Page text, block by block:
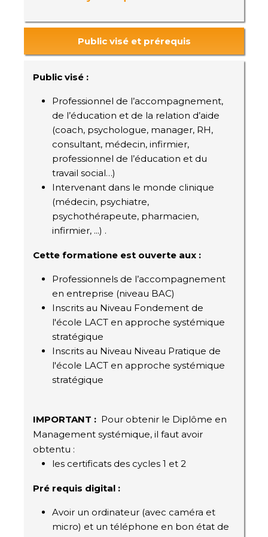
Public visé et prérequis
Public visé :
Professionnel de l’accompagnement,
de l’éducation et de la relation d’aide
(coach, psychologue, manager, RH,
consultant, médecin, infirmier,
professionnel de l’éducation et du
travail social…)
Intervenant dans le monde clinique
(médecin, psychiatre,
psychothérapeute, pharmacien,
infirmier, ...) .
Cette formatione est ouverte aux :
Professionnels de l’accompagnement
en entreprise (niveau BAC)
Inscrits au Niveau Fondement de
l'école LACT en approche systémique
stratégique
Inscrits au Niveau Niveau Pratique de
l'école LACT en approche systémique
stratégique
IMPORTANT : Pour obtenir le Diplôme en
Management systémique, il faut avoir
obtentu :
les certificats des cycles 1 et 2
Pré requis digital :
Avoir un ordinateur (avec caméra et
micro) et un téléphone en bon état de